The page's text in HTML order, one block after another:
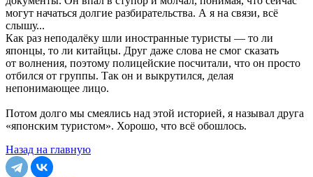
могут начаться долгие разбирательства. А я на связи, всё
слышу...
Как раз неподалёку шли иностранные туристы — то ли
японцы, то ли китайцы. Друг даже слова не смог сказать
от волнения, поэтому полицейские посчитали, что он просто
отбился от группы. Так он и выкрутился, делая
непонимающее лицо.
Потом долго мы смеялись над этой историей, я называл друга
«японским туристом». Хорошо, что всё обошлось.
Назад на главную